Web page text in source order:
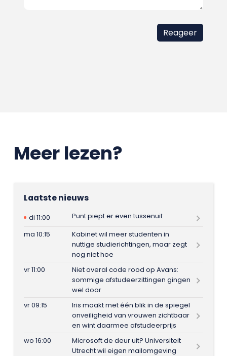
Meer lezen?
Laatste nieuws
di 11:00
Punt piept er even tussenuit
ma 10:15
Kabinet wil meer studenten in
nuttige studierichtingen, maar zegt
nog niet hoe
vr 11:00
Niet overal code rood op Avans:
sommige afstudeerzittingen gingen
wel door
vr 09:15
Iris maakt met één blik in de spiegel
onveiligheid van vrouwen zichtbaar
en wint daarmee afstudeerprijs
wo 16:00
Microsoft de deur uit? Universiteit
Utrecht wil eigen mailomgeving